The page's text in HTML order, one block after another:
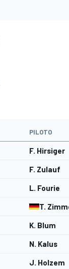
PILOTO
F. Hirsiger
F. Zulauf
L. Fourie
T.
K. Blum
N. Kalus
J. Holzem